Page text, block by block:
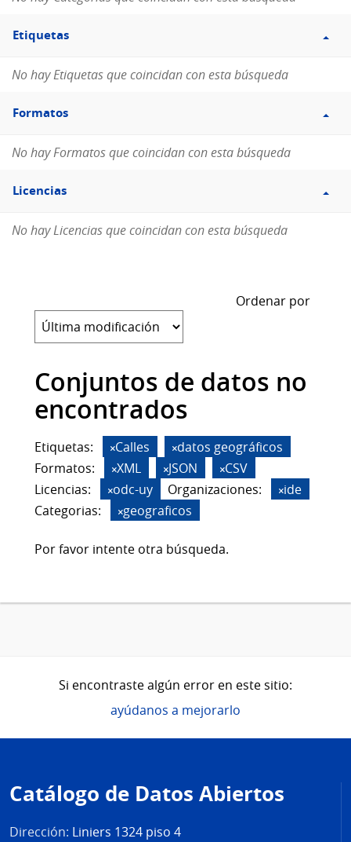
Filtro
Etiquetas
Etiquetas
No hay Etiquetas que coincidan con esta búsqueda
Filtro
Formatos
Formatos
No hay Formatos que coincidan con esta búsqueda
Filtro
Licencias
Licencias
No hay Licencias que coincidan con esta búsqueda
Ordenar por
Conjuntos de datos no
encontrados
Etiquetas: Calles
datos geográficos
Formatos:
XML JSON
CSV
Licencias:
odc-uy Organizaciones:
ide
Categorias:
geograficos
Por favor intente otra búsqueda.
Si encontraste algún error en este sitio:
ayúdanos a mejorarlo
de
página
Catálogo de Datos Abiertos
Dirección: Liniers 1324 piso 4